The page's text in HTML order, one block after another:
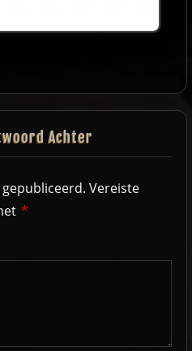
Achter
Vereiste
*